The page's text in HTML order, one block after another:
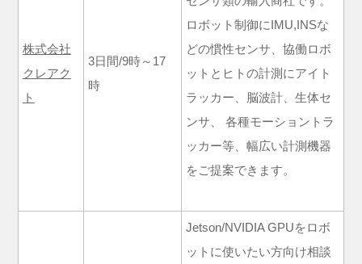
株式会社
クレアク
ト
3日間/9時～17
時
ロボット制御にIMU,INSな
どの慣性センサ、協働ロボ
ットとヒトの計測にアイト
ラッカー、脳波計、生体セ
ンサ、 各種モーショントラ
ッカー等、幅広い計測機器
をご提案できます。
Jetson/NVIDIA GPUをロボ
ットに使いたい方向け相談